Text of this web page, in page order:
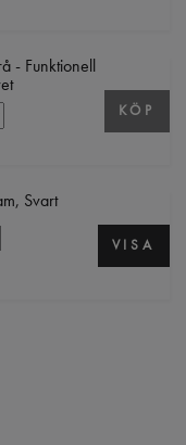
- Funktionell
KÖP
Svart
VISA